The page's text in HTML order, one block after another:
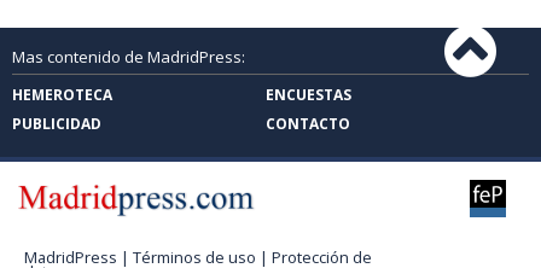
Mas contenido de MadridPress:
HEMEROTECA
ENCUESTAS
PUBLICIDAD
CONTACTO
MadridPress | Términos de uso | Protección de